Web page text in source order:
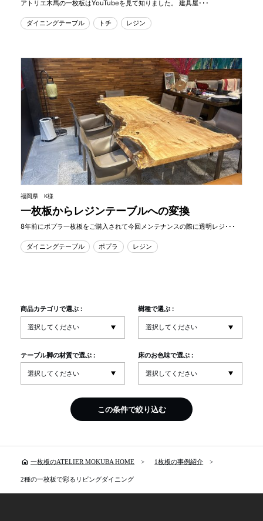
アトリエ木馬の一枚板はYouTubeを見て知りました。 建具屋･･･
ダイニングテーブル トチ レジン
福岡県 K様
一枚板からレジンテーブルへの変換
8年前にポプラ一枚板をご購入されて今回メンテナンスの際に透明レジ･･･
ダイニングテーブル ポプラ レジン
商品カテゴリで選ぶ : 樹種で選ぶ :
テーブル脚の材質で選ぶ : 床のお色味で選ぶ :
この条件で絞り込む
home 一枚板のATELIER MOKUBA HOME 1枚板の事例紹介
2種の一枚板で彩るリビングダイニング